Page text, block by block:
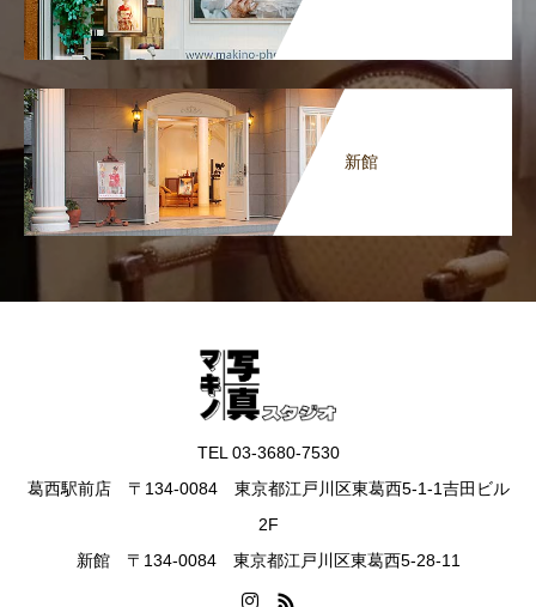
新館
TEL 03-3680-7530
葛西駅前店 〒134-0084 東京都江戸川区東葛西5-1-1吉田ビル
2F
新館 〒134-0084 東京都江戸川区東葛西5-28-11